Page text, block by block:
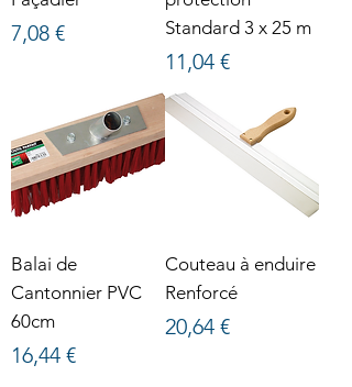
Prix
7,08 €
Standard 3 x 25 m
Prix
11,04 €
Balai de
Cantonnier PVC
60cm
Prix
16,44 €
Couteau à enduire
Renforcé
Prix
20,64 €